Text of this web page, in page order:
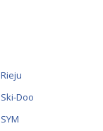
Rieju
Ski-Doo
SYM